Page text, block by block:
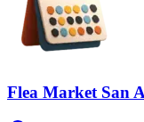
Flea Market San